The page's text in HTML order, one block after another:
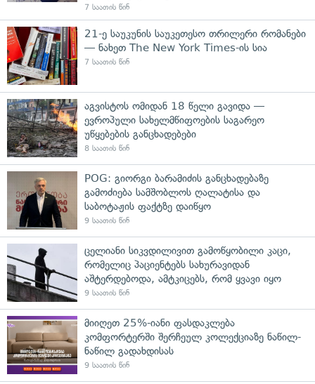
7 საათის წინ
21-ე საუკუნის საუკეთესო თრილერი რომანები
— ნახეთ The New York Times-ის სია
7 საათის წინ
აგვისტოს ომიდან 18 წელი გავიდა —
ევროპული სახელმწიფოების საგარეო
უწყებების განცხადებები
8 საათის წინ
POG: გიორგი ბარამიძის განცხადებაზე
გამოძიება სამშობლოს ღალატისა და
საბოტაჟის ფაქტზე დაიწყო
9 საათის წინ
ცელიანი სიკვდილივით გამოწყობილი კაცი,
რომელიც პაციენტებს სახურავიდან
აშტერდებოდა, ამტკიცებს, რომ ყვავი იყო
9 საათის წინ
მიიღეთ 25%-იანი ფასდაკლება
კომფორტერში შერჩეულ კოლექციაზე ნაწილ-
ნაწილ გადახდისას
9 საათის წინ